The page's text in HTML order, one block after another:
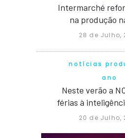
Intermarché
na produção
28 de Julho,
notícias
ano
Neste verão a
férias à
20 de Julho,